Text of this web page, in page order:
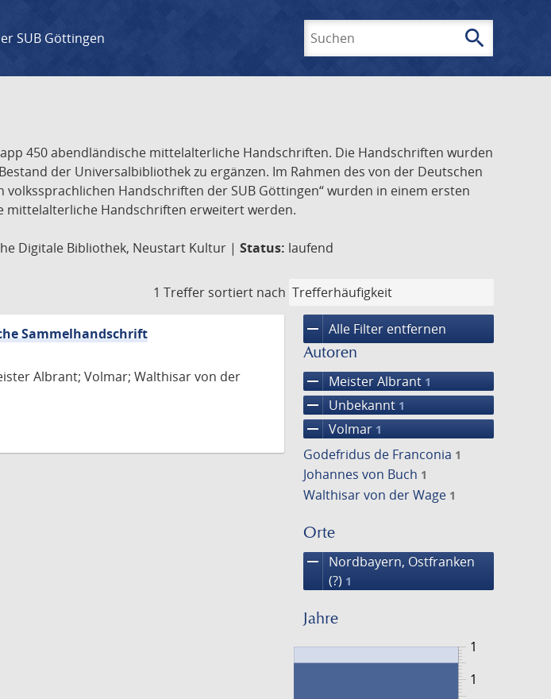
SUB Göttingen search
450 abendländische mittelalterliche Handschriften. Die Handschriften wurden
der Universalbibliothek zu ergänzen. Im Rahmen des von der Deutschen
Handschriften der SUB Göttingen“ wurden in einem ersten
mittelalterliche Handschriften erweitert werden.
Digitale Bibliothek, Neustart Kultur | Status: laufend
1 Treffer sortiert nach
remove Alle Filter entfernen
Autoren
remove Meister Albrant 1
remove Unbekannt 1
remove Volmar 1
Godefridus de Franconia 1
Johannes von Buch 1
Walthisar von der Wage 1
Orte
remove
Nordbayern, Ostfranken
(?) 1
Jahre
1
1
Sammelhandschrift
Albrant; Volmar; Walthisar von der